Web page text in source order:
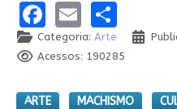
Facebook
EmailShare
Categoria: Arte
Acessos: 190285
ARTE MACHISMO